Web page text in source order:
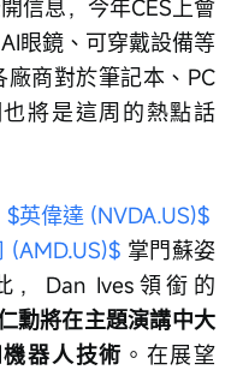
信息，今年CES上會
眼鏡、可穿戴設備等
商對於筆記本、PC
將是這周的熱點話
$英偉達 (NVDA.US)$
(AMD.US)$ 掌門蘇姿
Dan Ives領銜的
勳將在主題演講中大
器人技術 。在展望